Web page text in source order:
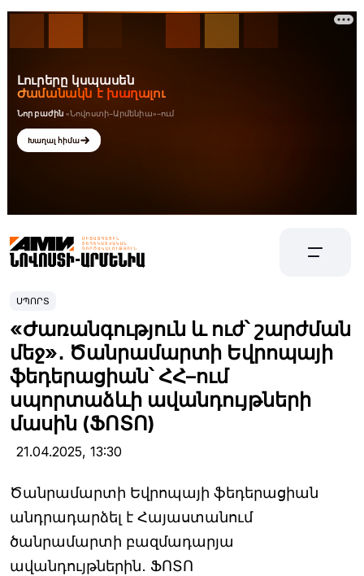
ՍՊՈՐՏ
«Ժառանգություն և ուժ՝ շարժման
մեջ»․ Ծանրամարտի Եվրոպայի
ֆեդերացիան՝ ՀՀ–ում
սպորտաձևի ավանդույթների
մասին (ՖՈՏՈ)
21.04.2025, 13:30
Ծանրամարտի Եվրոպայի ֆեդերացիան
անդրադարձել է Հայաստանում
ծանրամարտի բազմադարյա
ավանդույթներին․ ՖՈՏՈ